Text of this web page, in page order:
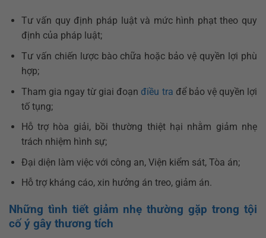
Tư vấn quy định pháp luật và mức hình phạt theo quy
định của pháp luật;
Tư vấn chiến lược bào chữa hoặc bảo vệ quyền lợi phù
hợp;
Tham gia ngay từ giai đoạn điều tra để bảo vệ quyền lợi
tố tụng;
Hỗ trợ hòa giải, bồi thường thiệt hại nhằm giảm nhẹ
trách nhiệm hình sự;
Đại diện làm việc với công an, Viện kiểm sát, Tòa án;
Hỗ trợ kháng cáo, xin hưởng án treo, giảm án.
Những tình tiết giảm nhẹ thường gặp trong tội
cố ý gây thương tích